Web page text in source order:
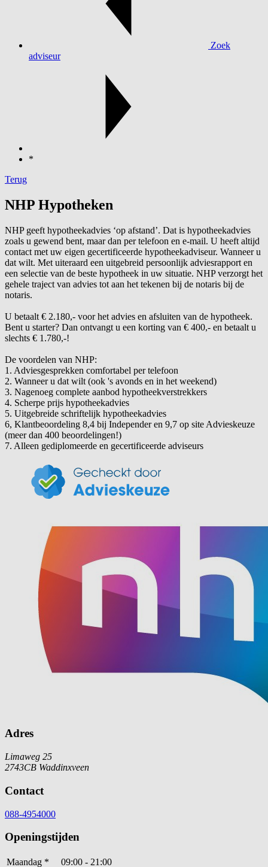
Zoek
adviseur
*
Terug
NHP Hypotheken
NHP geeft hypotheekadvies ‘op afstand’. Dat is hypotheekadvies
zoals u gewend bent, maar dan per telefoon en e-mail. U heeft altijd
contact met uw eigen gecertificeerde hypotheekadviseur. Wanneer u
dat wilt. Met uiteraard een uitgebreid persoonlijk adviesrapport en
een selectie van de beste hypotheek in uw situatie. NHP verzorgt het
gehele traject van advies tot aan het tekenen bij de notaris bij de
notaris.
U betaalt € 2.180,- voor het advies en afsluiten van de hypotheek.
Bent u starter? Dan ontvangt u een korting van € 400,- en betaalt u
slechts € 1.780,-!
De voordelen van NHP:
1. Adviesgesprekken comfortabel per telefoon
2. Wanneer u dat wilt (ook 's avonds en in het weekend)
3. Nagenoeg complete aanbod hypotheekverstrekkers
4. Scherpe prijs hypotheekadvies
5. Uitgebreide schriftelijk hypotheekadvies
6, Klantbeoordeling 8,4 bij Independer en 9,7 op site Advieskeuze
(meer dan 400 beoordelingen!)
7. Alleen gediplomeerde en gecertificeerde adviseurs
Adres
Limaweg 25
2743CB Waddinxveen
Contact
088-4954000
Openingstijden
Maandag * 09:00 - 21:00